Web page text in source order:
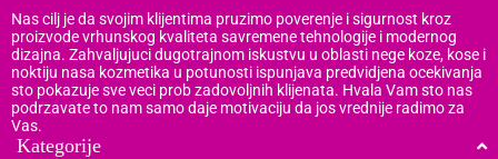
Nas cilj je da svojim klijentima pruzimo poverenje i sigurnost kroz
proizvode vrhunskog kvaliteta savremene tehnologije i modernog
dizajna. Zahvaljujuci dugotrajnom iskustvu u oblasti nege koze, kose i
noktiju nasa kozmetika u potunosti ispunjava predvidjena ocekivanja
sto pokazuje sve veci prob zadovoljnih klijenata. Hvala Vam sto nas
podrzavate to nam samo daje motivaciju da jos vrednije radimo za
Vas.
Kategorije